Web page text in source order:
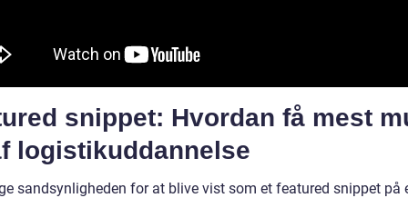
snippet: Hvordan få mest
logistikuddannelse
sandsynligheden for at blive vist som et featured snippet på